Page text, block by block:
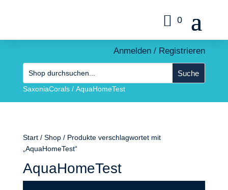
0
Anmelden / Registrieren
SaxoniaCorals/ AquaHomeTest
Start/ Shop/ Produkte verschlagwortet mit
„AquaHomeTest“
AquaHomeTest